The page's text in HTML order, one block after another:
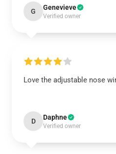
G Genevieve
Verified owner
Love the adjustable nose
D Daphne
Verified owner